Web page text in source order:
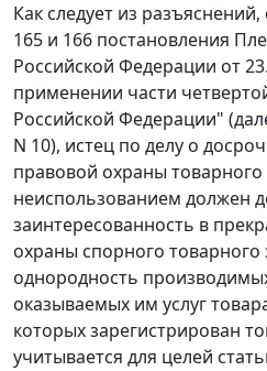
Как следует из
165 и 166 постановления
Российской Федерации от
применении части
Российской Федерации"
N 10), истец по делу о
правовой охраны товарного
неиспользованием должен
заинтересованность в
охраны спорного товарного
однородность
оказываемых им услуг
которых зарегистрирован
учитывается для целей